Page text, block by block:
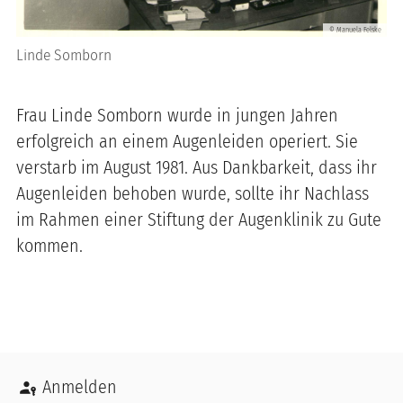
©Manuela Felske
Linde Somborn
Frau Linde Somborn wurde in jungen Jahren
erfolgreich an einem Augenleiden operiert. Sie
verstarb im August 1981. Aus Dankbarkeit, dass ihr
Augenleiden behoben wurde, sollte ihr Nachlass
im Rahmen einer Stiftung der Augenklinik zu Gute
kommen.
Benutzermenü
Anmelden